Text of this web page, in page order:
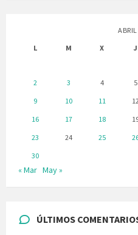
L
M X J
2
3 4 5
9
10 11 12
16
17 18
23
24 25
30
« Mar May »
ÚLTIMOS